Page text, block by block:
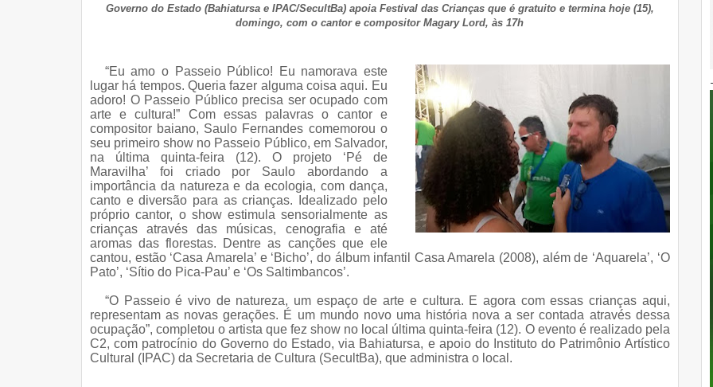
Governo do Estado (Bahiatursa e IPAC/SecultBa) apoia Festival das Crianças que é gratuito e termina hoje (15),
domingo, com o cantor e compositor Magary Lord, às 17h
“Eu amo o Passeio Público! Eu namorava este
lugar há tempos. Queria fazer alguma coisa aqui. Eu
adoro! O Passeio Público precisa ser ocupado com
arte e cultura!” Com essas palavras o cantor e
compositor baiano, Saulo Fernandes comemorou o
seu primeiro show no Passeio Público, em Salvador,
na última quinta-feira (12). O projeto ‘Pé de
Maravilha’ foi criado por Saulo abordando a
importância da natureza e da ecologia, com dança,
canto e diversão para as crianças. Idealizado pelo
próprio cantor, o show estimula sensorialmente as
crianças através das músicas, cenografia e até
aromas das florestas. Dentre as canções que ele
cantou, estão ‘Casa Amarela’ e ‘Bicho’, do álbum infantil Casa Amarela (2008), além de ‘Aquarela’, ‘O
Pato’, ‘Sítio do Pica-Pau’ e ‘Os Saltimbancos’.
“O Passeio é vivo de natureza, um espaço de arte e cultura. E agora com essas crianças aqui,
representam as novas gerações. É um mundo novo uma história nova a ser contada através dessa
ocupação”, completou o artista que fez show no local última quinta-feira (12). O evento é realizado pela
C2, com patrocínio do Governo do Estado, via Bahiatursa, e apoio do Instituto do Patrimônio Artístico
Cultural (IPAC) da Secretaria de Cultura (SecultBa), que administra o local.